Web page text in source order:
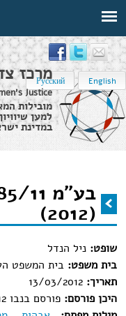
English
Русский
מרכז
Justice
מובילות
למען
במדינת
הינך נמצא כאן
(2012)
שופט: ניל הנדל
בית משפט:בית המשפט
תאריך:13/03/2012
היכן פורסם:פורסם בנבו 13.3.2012